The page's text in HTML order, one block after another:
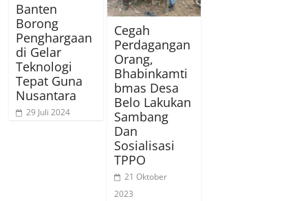
Banten
Borong
Penghargaan
di Gelar
Teknologi
Tepat Guna
Nusantara
29 Juli 2024
Cegah
Perdagangan
Orang,
Bhabinkamti
bmas Desa
Belo Lakukan
Sambang
Dan
Sosialisasi
TPPO
21 Oktober
2023